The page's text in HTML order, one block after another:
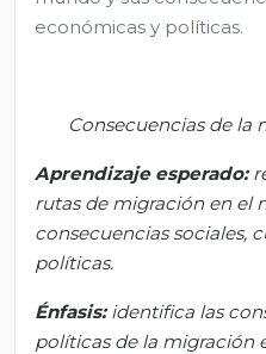
económicas y políticas.
Consecuencias de la
Aprendizaje esperado:r
rutas de migración en el
consecuencias sociales,
políticas.
Énfasis: identifica las
políticas de la migración